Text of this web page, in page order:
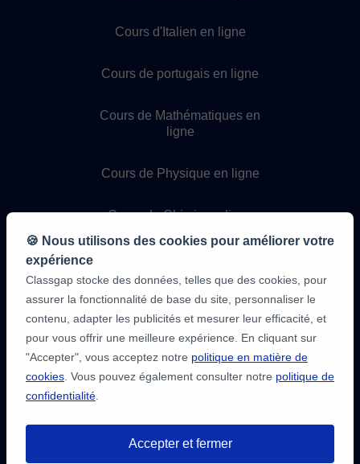
Cours d'Italien en ligne
Cours de portugais en ligne
Cours de Mathématiques en
ligne
Cours de Physique en ligne
Cours de Chimie en ligne
avis
des élèves
🍪 Nous utilisons des cookies pour améliorer votre
expérience
Classgap stocke des données, telles que des cookies, pour
assurer la fonctionnalité de base du site, personnaliser le
contenu, adapter les publicités et mesurer leur efficacité, et
pour vous offrir une meilleure expérience. En cliquant sur
"Accepter", vous acceptez notre politique en matière de
cookies . Vous pouvez également consulter notre politique de
confidentialité
Accepter et fermer